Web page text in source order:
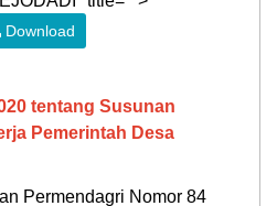
Download
tentang Susunan
Pemerintah Desa
Permendagri Nomor 84